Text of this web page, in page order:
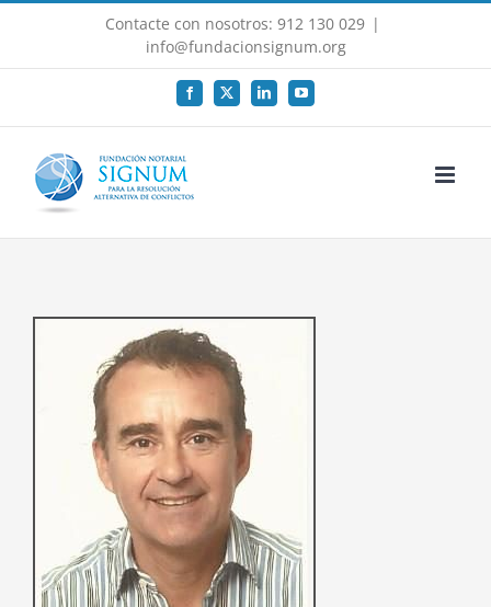
Saltar
Contacte con nosotros: 912 130 029 |
info@fundacionsignum.org
Facebook
X LinkedInYouTube